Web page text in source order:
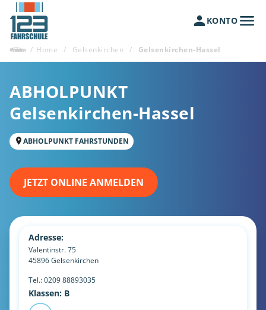
KONTO
/ Home / Gelsenkirchen / Gelsenkirchen-Hassel
ABHOLPUNKT
Gelsenkirchen-Hassel
ABHOLPUNKT FAHRSTUNDEN
JETZT ONLINE ANMELDEN
Adresse:
Valentinstr. 75
45896Gelsenkirchen
Tel.:0209 88893035
Klassen: B